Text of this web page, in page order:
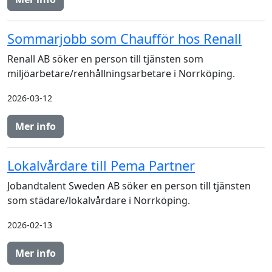
Sommarjobb som Chaufför hos Renall
Renall AB söker en person till tjänsten som
miljöarbetare/renhållningsarbetare i Norrköping.
2026-03-12
Mer info
Lokalvårdare till Pema Partner
Jobandtalent Sweden AB söker en person till tjänsten
som städare/lokalvårdare i Norrköping.
2026-02-13
Mer info